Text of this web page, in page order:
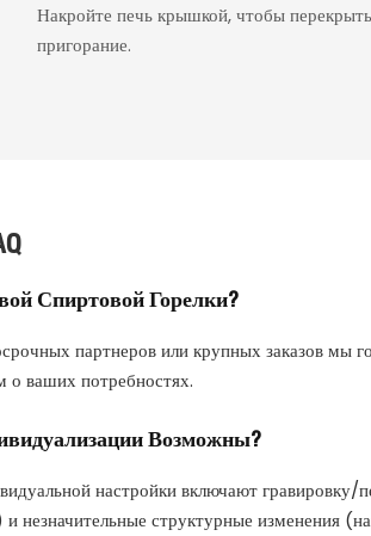
Накройте печь крышкой, чтобы
пригорание.
Спиртовой Горелки?
партнеров или крупных заказов мы
о ваших потребностях.
Возможны?
настройки включают гравировку/
незначительные структурные изменения